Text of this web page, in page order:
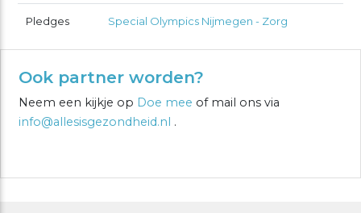
Pledges Special Olympics Nijmegen - Zorg
Ook partner worden?
Neem een kijkje op Doe mee of mail ons via
info@allesisgezondheid.nl .